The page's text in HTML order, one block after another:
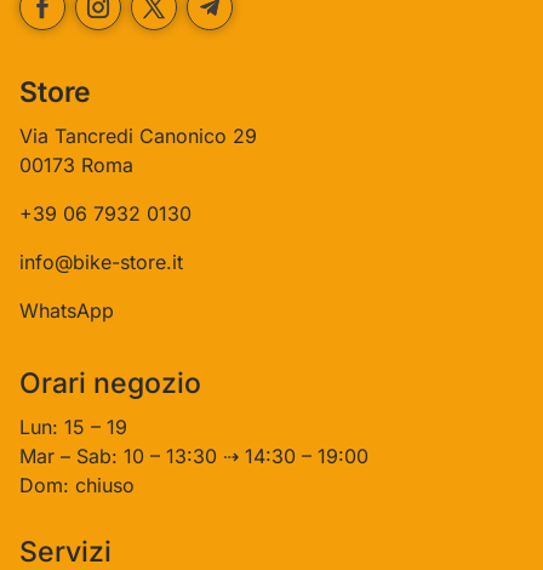
Store
Via Tancredi Canonico 29
00173 Roma
+39 06 7932 0130
info@bike-store.it
WhatsApp
Orari negozio
Lun: 15 – 19
Mar – Sab: 10 – 13:30 ⇢ 14:30 – 19:00
Dom: chiuso
Servizi